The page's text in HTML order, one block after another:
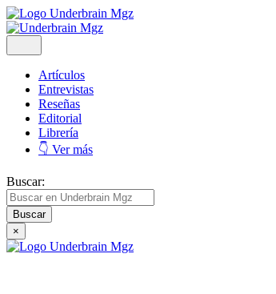
Artículos
Entrevistas
Reseñas
Editorial
Librería
👇 Ver más
Buscar:
×